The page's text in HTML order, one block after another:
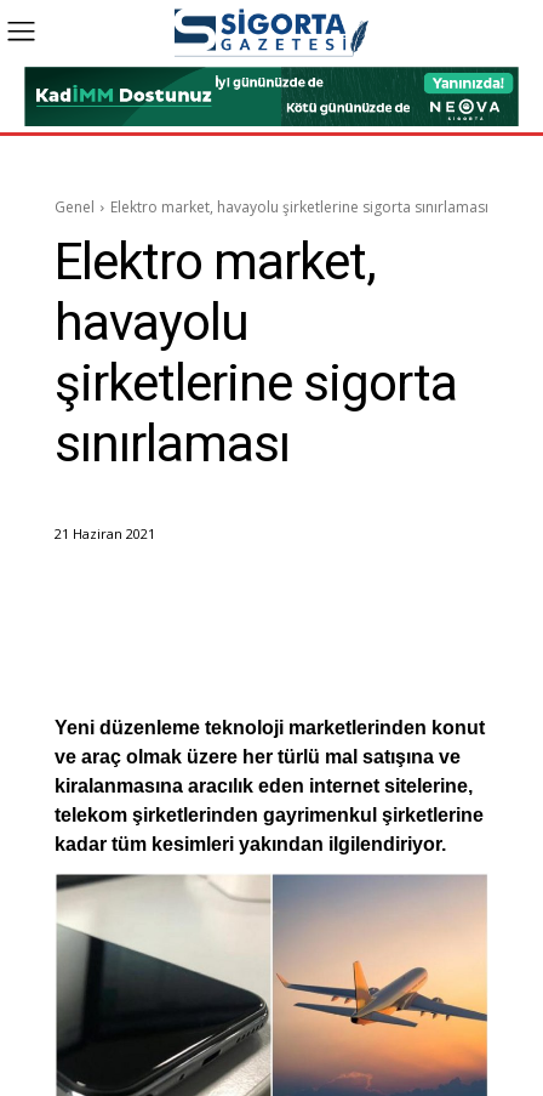
Genel Elektro market, havayolu şirketlerine sigorta sınırlaması
Elektro market,
havayolu
şirketlerine sigorta
sınırlaması
21 Haziran 2021
Yeni düzenleme teknoloji marketlerinden konut
ve araç olmak üzere her türlü mal satışına ve
kiralanmasına aracılık eden internet sitelerine,
telekom şirketlerinden gayrimenkul şirketlerine
kadar tüm kesimleri yakından ilgilendiriyor.